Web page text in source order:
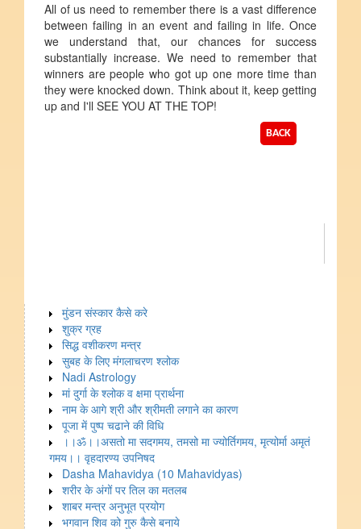
All of us need to remember there is a vast difference
between failing in an event and failing in life. Once
we understand that, our chances for success
substantially increase. We need to remember that
winners are people who got up one more time than
they were knocked down. Think about it, keep getting
up and I'll SEE YOU AT THE TOP!
BACK
मुंडन संस्कार कैसे करे
शुक्र ग्रह
सिद्ध वशीकरण मन्त्र
सुबह के लिए मंगलाचरण श्लोक
Nadi Astrology
मां दुर्गा के श्लोक व क्षमा प्रार्थना
नाम के आगे श्री और श्रीमती लगाने का कारण
पूजा में पुष्प चढाने की विधि
।।ॐ।।असतो मा सदगमय, तमसो मा ज्योर्तिगमय, मृत्योर्मा अमृतं
गमय।। वृहदारण्य उपनिषद
Dasha Mahavidya (10 Mahavidyas)
शरीर के अंगों पर तिल का मतलब
शाबर मन्त्र अनुभूत प्रयोग
भगवान शिव को गुरु कैसे बनाये